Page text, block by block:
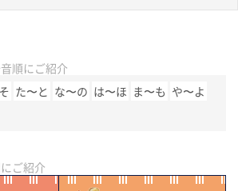
順にご紹介
た〜と な〜の は〜ほ ま〜も や〜よ
ご紹介